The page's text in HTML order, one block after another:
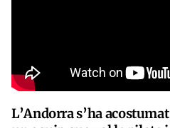
L’Andorra s’ha